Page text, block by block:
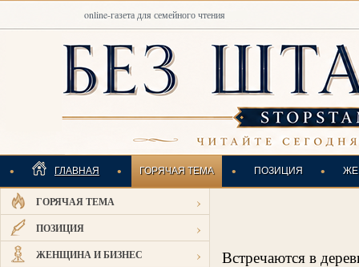
online-газета для семейного чтения
• ГЛАВНАЯ • ГОРЯЧАЯ ТЕМА • ПОЗИЦИЯ •
ИНДУСТРИАЛЬНАЯ
ГОРЯЧАЯ ТЕМА ›
ПОЗИЦИЯ ›
ЖЕНЩИНА И БИЗНЕС ›
Встречаются в